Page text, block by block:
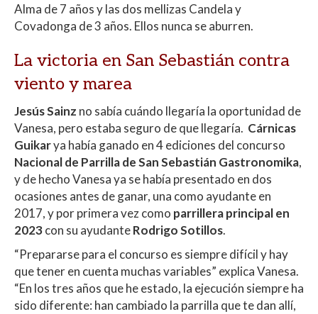
Alma de 7 años y las dos mellizas Candela y
Covadonga de 3 años. Ellos nunca se aburren.
La victoria en San Sebastián contra
viento y marea
Jesús Sainz no sabía cuándo llegaría la oportunidad de
Vanesa, pero estaba seguro de que llegaría. Cárnicas
Guikarya había ganado en 4 ediciones del concurso
Nacional de Parrilla de San Sebastián Gastronomika,
y de hecho Vanesa ya se había presentado en dos
ocasiones antes de ganar, una como ayudante en
2017, y por primera vez como parrillera principal en
2023con su ayudanteRodrigo Sotillos.
“Prepararse para el concurso es siempre difícil y hay
que tener en cuenta muchas variables” explica Vanesa.
“En los tres años que he estado, la ejecución siempre ha
sido diferente: han cambiado la parrilla que te dan allí,